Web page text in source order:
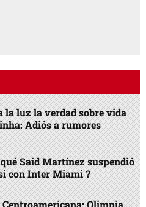
la luz la verdad sobre vida
Adiós a rumores
qué Said Martínez suspendió
con Inter Miami ?
Centroamericana: Olimpia